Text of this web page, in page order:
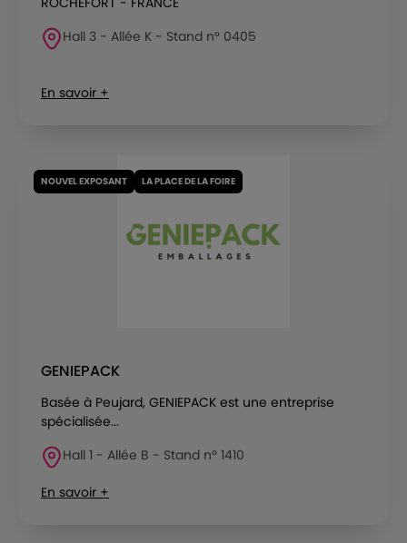
Hall 3 - Allée K - Stand n° 0405
En savoir +
NOUVEL EXPOSANT LA PLACE DE LA FOIRE
GENIEPACK
Basée à Peujard, GENIEPACK est une entreprise
spécialisée...
Hall 1 - Allée B - Stand n° 1410
En savoir +